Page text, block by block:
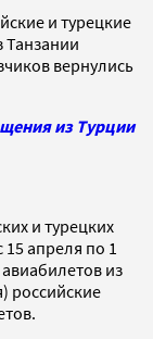
и турецкие
вернулись
из Турции
и турецких
апреля по 1
из
российские